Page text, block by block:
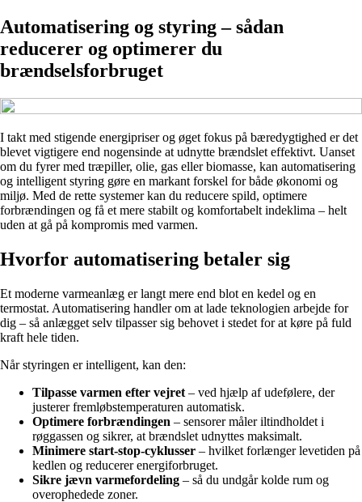
Automatisering og styring – sådan
reducerer og optimerer du
brændselsforbruget
I takt med stigende energipriser og øget fokus på bæredygtighed er det
blevet vigtigere end nogensinde at udnytte brændslet effektivt. Uanset
om du fyrer med træpiller, olie, gas eller biomasse, kan automatisering
og intelligent styring gøre en markant forskel for både økonomi og
miljø. Med de rette systemer kan du reducere spild, optimere
forbrændingen og få et mere stabilt og komfortabelt indeklima – helt
uden at gå på kompromis med varmen.
Hvorfor automatisering betaler sig
Et moderne varmeanlæg er langt mere end blot en kedel og en
termostat. Automatisering handler om at lade teknologien arbejde for
dig – så anlægget selv tilpasser sig behovet i stedet for at køre på fuld
kraft hele tiden.
Når styringen er intelligent, kan den:
Tilpasse varmen efter vejret – ved hjælp af udefølere, der
justerer fremløbstemperaturen automatisk.
Optimere forbrændingen – sensorer måler iltindholdet i
røggassen og sikrer, at brændslet udnyttes maksimalt.
Minimere start-stop-cyklusser – hvilket forlænger levetiden på
kedlen og reducerer energiforbruget.
Sikre jævn varmefordeling – så du undgår kolde rum og
overophedede zoner.